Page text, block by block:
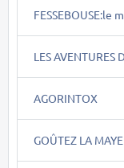
FESSEBOUSE:le
LES AVENTURES
AGORINTOX
GOÛTEZ LA